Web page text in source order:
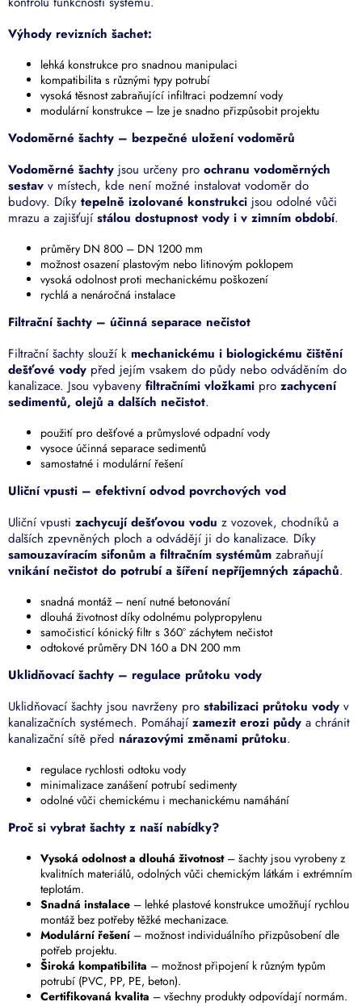
Výhody revizních šachet:
lehká konstrukce pro snadnou manipulaci
kompatibilita s různými typy potrubí
vysoká těsnost zabraňující infiltraci podzemní vody
modulární konstrukce – lze je snadno přizpůsobit projektu
Vodoměrné šachty – bezpečné uložení vodoměrů
Vodoměrné šachty jsou určeny pro ochranu vodoměrných
sestav v místech, kde není možné instalovat vodoměr do
budovy. Díky tepelně izolované konstrukci jsou odolné vůči
mrazu a zajišťují stálou dostupnost vody i v zimním období.
průměry DN 800 – DN 1200 mm
možnost osazení plastovým nebo litinovým poklopem
vysoká odolnost proti mechanickému poškození
rychlá a nenáročná instalace
Filtrační šachty – účinná separace nečistot
Filtrační šachty slouží k mechanickému i biologickému čištění
dešťové vody před jejím vsakem do půdy nebo odváděním do
kanalizace. Jsou vybaveny filtračními vložkami pro zachycení
sedimentů, olejů a dalších nečistot.
použití pro dešťové a průmyslové odpadní vody
vysoce účinná separace sedimentů
samostatné i modulární řešení
Uliční vpusti – efektivní odvod povrchových vod
Uliční vpusti zachycují dešťovou vodu z vozovek, chodníků a
dalších zpevněných ploch a odvádějí ji do kanalizace. Díky
samouzavíracím sifonům a filtračním systémům zabraňují
vnikání nečistot do potrubí a šíření nepříjemných zápachů.
snadná montáž – není nutné betonování
dlouhá životnost díky odolnému polypropylenu
samočisticí kónický filtr s 360° záchytem nečistot
odtokové průměry DN 160 a DN 200 mm
Uklidňovací šachty – regulace průtoku vody
Uklidňovací šachty jsou navrženy pro stabilizaci průtoku vody v
kanalizačních systémech. Pomáhají zamezit erozi půdy a chránit
kanalizační sítě před nárazovými změnami průtoku.
regulace rychlosti odtoku vody
minimalizace zanášení potrubí sedimenty
odolné vůči chemickému i mechanickému namáhání
Proč si vybrat šachty z naší nabídky?
Vysoká odolnost a dlouhá životnost– šachty jsou vyrobeny z
kvalitních materiálů, odolných vůči chemickým látkám i extrémním
teplotám.
Snadná instalace – lehké plastové konstrukce umožňují rychlou
montáž bez potřeby těžké mechanizace.
Modulární řešení – možnost individuálního přizpůsobení dle
potřeb projektu.
Široká kompatibilita – možnost připojení k různým typům
potrubí (PVC, PP, PE, beton).
Certifikovaná kvalita – všechny produkty odpovídají normám.